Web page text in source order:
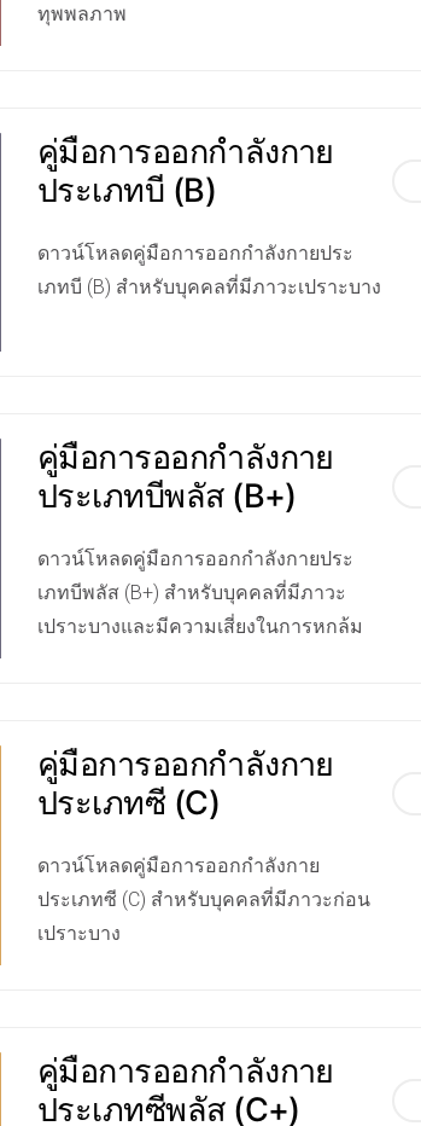
ทุพพลภาพ
คู่มือการออกกำลังกาย
ประเภทบี (B)
ดาวน์โหลดคู่มือการออกกำลังกายประ
เภทบี (B) สำหรับบุคคลที่มีภาวะเปราะบาง
คู่มือการออกกำลังกาย
ประเภทบีพลัส (B+)
ดาวน์โหลดคู่มือการออกกำลังกายประ
เภทบีพลัส (B+) สำหรับบุคคลที่มีภาวะ
เปราะบางและมีความเสี่ยงในการหกล้ม
คู่มือการออกกำลังกาย
ประเภทซี (C)
ดาวน์โหลดคู่มือการออกกำลังกาย
ประเภทซี (C) สำหรับบุคคลที่มีภาวะก่อน
เปราะบาง
คู่มือการออกกำลังกาย
ประเภทซีพลัส (C+)